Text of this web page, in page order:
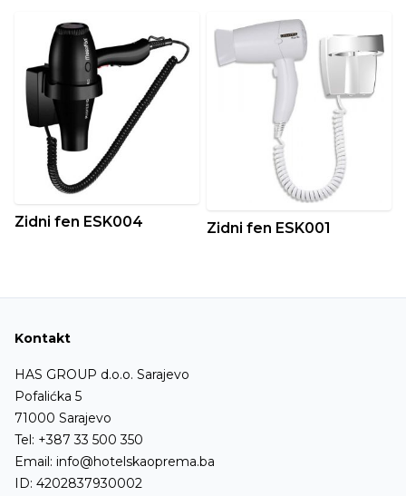
Zidni fen ESK004 Zidni fen ESK001
Kontakt
HAS GROUP d.o.o. Sarajevo
Pofalićka 5
71000 Sarajevo
Tel: +387 33 500 350
Email: info@hotelskaoprema.ba
ID: 4202837930002